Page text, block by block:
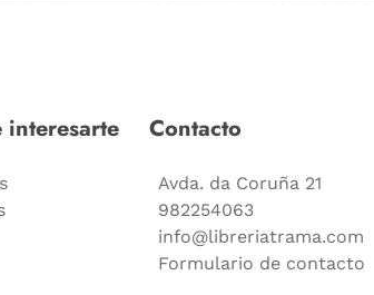
interesarte Contacto
Avda. da Coruña 21
982254063
info@libreriatrama.com
Formulario de contacto